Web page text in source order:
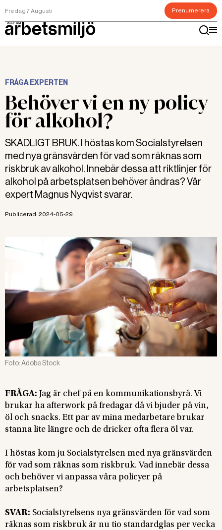
Fredag 7 Augusti Prenumerera
FRÅGA EXPERTEN
Behöver vi en ny policy
för alkohol?
SKADLIGT BRUK. I höstas kom Socialstyrelsen
med nya gränsvärden för vad som räknas som
riskbruk av alkohol. Innebär dessa att riktlinjer för
alkohol på arbetsplatsen behöver ändras? Vår
expert Magnus Nyqvist svarar.
Publicerad: 2024-05-29
Foto:Adobe Stock
FRÅGA: Jag är chef på en kommunikationsbyrå. Vi
brukar ha afterwork på fredagar då vi bjuder på vin,
öl och snacks. Ett par av mina medarbetare brukar
stanna lite längre och de dricker ofta flera öl var.
I höstas kom ju Socialstyrelsen med nya gränsvärden
för vad som räknas som riskbruk. Vad innebär dessa
och behöver vi anpassa våra policyer på
arbetsplatsen?
SVAR: Socialstyrelsens nya gränsvärden för vad som
räknas som riskbruk är nu tio standardglas per vecka